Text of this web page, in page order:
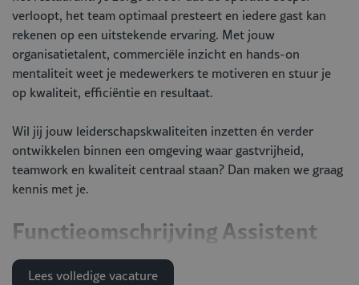
verloopt, het team optimaal presteert en iedere gast kan
rekenen op een uitstekende ervaring. Met jouw
organisatietalent, commerciële inzicht en hands-on
mentaliteit weet je medewerkers te motiveren en stuur je
op kwaliteit, efficiëntie en resultaat.
Wil jij jouw leiderschapskwaliteiten inzetten én verder
ontwikkelen binnen een omgeving waar gastvrijheid,
teamwork en kwaliteit centraal staan? Dan maken we graag
kennis met je.
Functieomschrijving Assistent
General Manager - Restaurant
Lees volledige vacature